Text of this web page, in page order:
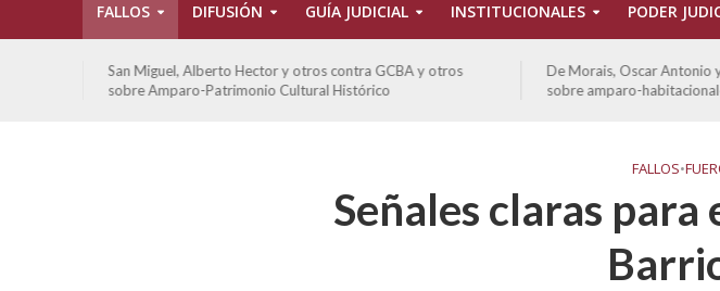
FALLOS DIFUSIÓN GUÍA JUDICIAL INSTITUCIONALES PODER
San Miguel, Alberto Hector y otros contra GCBA y otros
sobre Amparo-Patrimonio Cultural Histórico
De Morais, Oscar Antonio
sobre amparo-
FALLOS•
Señales claras